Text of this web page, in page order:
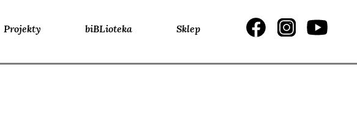
Projekty biBLioteka Sklep